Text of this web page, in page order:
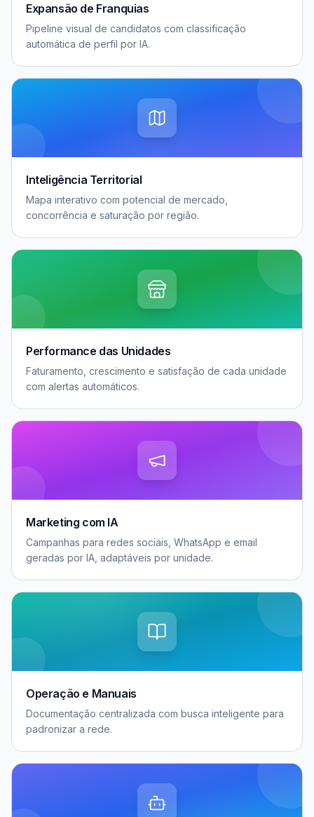
Expansão de Franquias
Pipeline visual de candidatos com classificação
automática de perfil por IA.
Inteligência Territorial
Mapa interativo com potencial de mercado,
concorrência e saturação por região.
Performance das Unidades
Faturamento, crescimento e satisfação de cada unidade
com alertas automáticos.
Marketing com IA
Campanhas para redes sociais, WhatsApp e email
geradas por IA, adaptáveis por unidade.
Operação e Manuais
Documentação centralizada com busca inteligente para
padronizar a rede.